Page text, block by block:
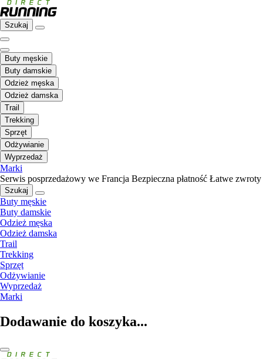
Szukaj
Buty męskie
Buty damskie
Odzież męska
Odzież damska
Trail
Trekking
Sprzęt
Odżywianie
Wyprzedaż
Marki
Serwis posprzedażowy we Francja Bezpieczna płatność Łatwe zwroty
Szukaj
Buty męskie
Buty damskie
Odzież męska
Odzież damska
Trail
Trekking
Sprzęt
Odżywianie
Wyprzedaż
Marki
Dodawanie do koszyka...